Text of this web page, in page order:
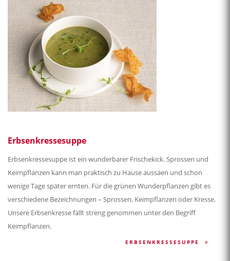
Erbsenkressesuppe
Erbsenkressesuppe ist ein wunderbarer Frischekick. Sprossen und
Keimpflanzen kann man praktisch zu Hause aussäen und schon
wenige Tage später ernten. Für die grünen Wunderpflanzen gibt es
verschiedene Bezeichnungen – Sprossen, Keimpflanzen oder Kresse.
Unsere Erbsenkresse fällt streng genommen unter den Begriff
Keimpflanzen.
ERBSENKRESSESUPPE